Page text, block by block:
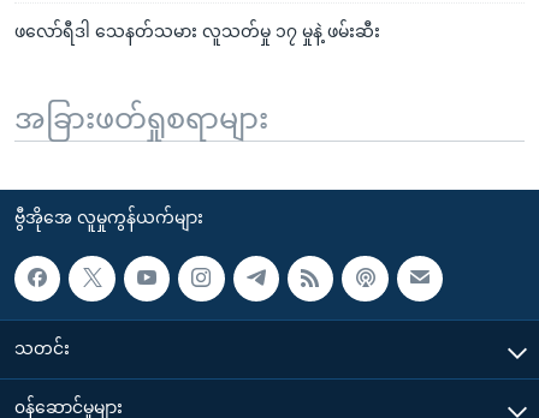
ဖလော်ရီဒါ သေနတ်သမား လူသတ်မှု ၁၇ မှုနဲ့ ဖမ်းဆီး
အခြားဖတ်ရှုစရာများ
ဗွီအိုအေ လူမှုကွန်ယက်များ
သတင်း
၀န်ဆောင်မှုများ